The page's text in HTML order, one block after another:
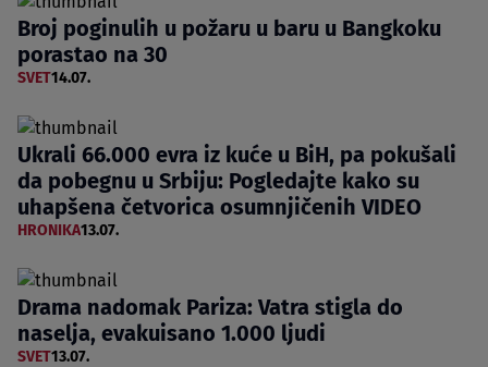
Broj poginulih u požaru u baru u Bangkoku
porastao na 30
SVET14.07.
Ukrali 66.000 evra iz kuće u BiH, pa pokušali
da pobegnu u Srbiju: Pogledajte kako su
uhapšena četvorica osumnjičenih VIDEO
HRONIKA13.07.
Drama nadomak Pariza: Vatra stigla do
naselja, evakuisano 1.000 ljudi
SVET13.07.